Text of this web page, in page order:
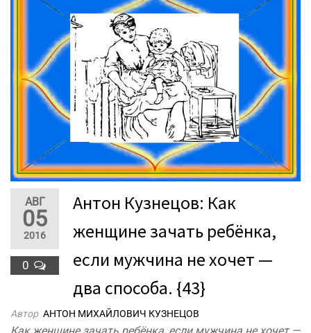
АВГ
05
2016
0
Антон Кузнецов: Как
женщине зачать ребёнка,
если мужчина не хочет —
два способа. {43}
Автор АНТОН МИХАЙЛОВИЧ КУЗНЕЦОВ